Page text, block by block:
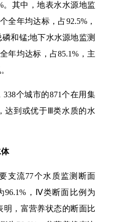
。其中，地表水水源地监
全年均达标，占92.5%，
和锰;地下水水源地监测
年均达标，占85.1%，主
个城市的871个在用集
达到或优于Ⅲ类水质的水
支流77个水质监测断面
96.1%，Ⅳ类断面比例为
明，富营养状态的断面比